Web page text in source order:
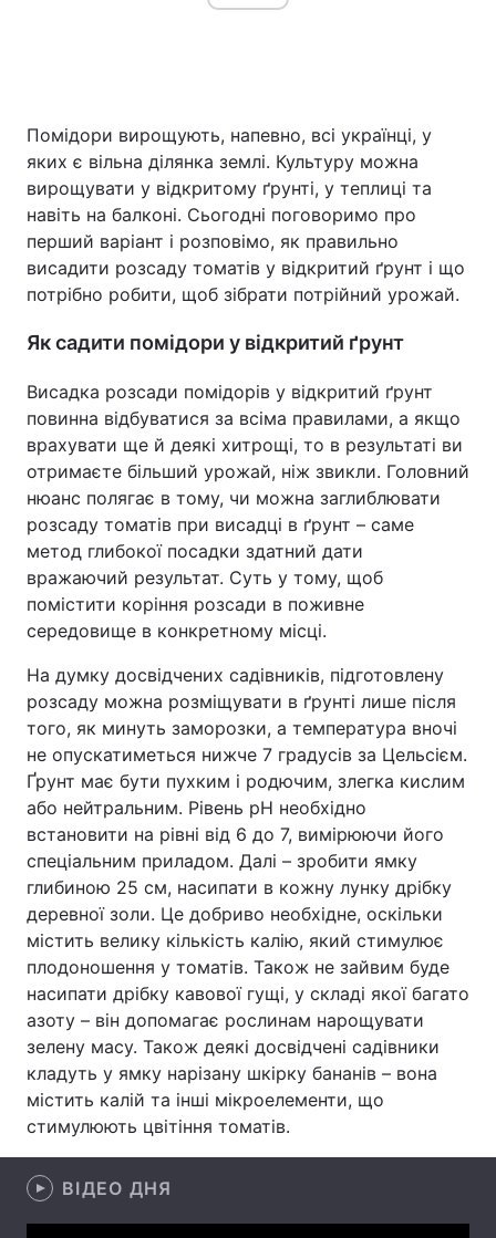
Україна Політика
Економіка Світ
Спорт Наука
Техно і зв'язок Лайт
Зброя Інциденти
Здоров'я Туризм
Погода
Екологія Регіони
Лонгріди
Відео з Youtube Статті
Інтерв'ю Думки
Архів Вакансії
Послуги
Тема оформлення
Помідори вирощують, напевно, всі українці, у
яких є вільна ділянка землі. Культуру можна
вирощувати у відкритому ґрунті, у теплиці та
навіть на балконі. Сьогодні поговоримо про
перший варіант і розповімо, як правильно
висадити розсаду томатів у відкритий ґрунт і що
потрібно робити, щоб зібрати потрійний урожай.
Як садити помідори у відкритий ґрунт
Висадка розсади помідорів у відкритий ґрунт
повинна відбуватися за всіма правилами, а якщо
врахувати ще й деякі хитрощі, то в результаті ви
отримаєте більший урожай, ніж звикли. Головний
нюанс полягає в тому, чи можна заглиблювати
розсаду томатів при висадці в ґрунт – саме
метод глибокої посадки здатний дати
вражаючий результат. Суть у тому, щоб
помістити коріння розсади в поживне
середовище в конкретному місці.
На думку досвідчених садівників, підготовлену
розсаду можна розміщувати в ґрунті лише після
того, як минуть заморозки, а температура вночі
не опускатиметься нижче 7 градусів за Цельсієм.
Ґрунт має бути пухким і родючим, злегка кислим
або нейтральним. Рівень pH необхідно
встановити на рівні від 6 до 7, вимірюючи його
спеціальним приладом. Далі – зробити ямку
глибиною 25 см, насипати в кожну лунку дрібку
деревної золи. Це добриво необхідне, оскільки
містить велику кількість калію, який стимулює
плодоношення у томатів. Також не зайвим буде
насипати дрібку кавової гущі, у складі якої багато
азоту – він допомагає рослинам нарощувати
зелену масу. Також деякі досвідчені садівники
кладуть у ямку нарізану шкірку бананів – вона
містить калій та інші мікроелементи, що
стимулюють цвітіння томатів.
ВІДЕО ДНЯ